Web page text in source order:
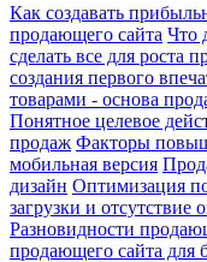
Как создавать
продающего сайта Что
сделать все для роста
создания первого
товарами - основа
Понятное целевое
продаж Факторы
мобильная версия
дизайн Оптимизация
загрузки и отсутствие
Разновидности
продающего сайта для